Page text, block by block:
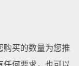
购买的数量为您推